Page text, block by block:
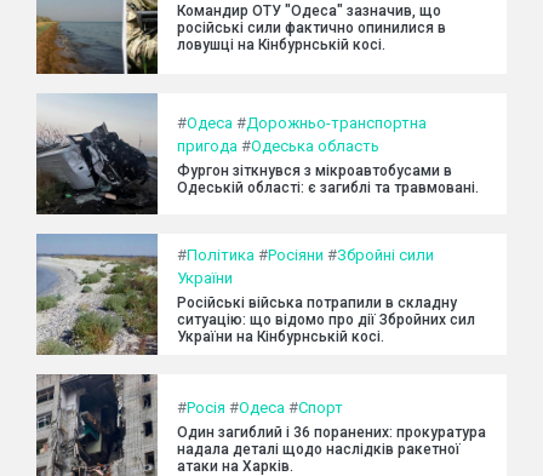
Командир ОТУ "Одеса" зазначив, що
російські сили фактично опинилися в
ловушці на Кінбурнській косі.
#Одеса #Дорожньо-транспортна
пригода #Одеська область
Фургон зіткнувся з мікроавтобусами в
Одеській області: є загиблі та травмовані.
#Політика #Росіяни #Збройні сили
України
Російські війська потрапили в складну
ситуацію: що відомо про дії Збройних сил
України на Кінбурнській косі.
#Росія #Одеса #Спорт
Один загиблий і 36 поранених: прокуратура
надала деталі щодо наслідків ракетної
атаки на Харків.